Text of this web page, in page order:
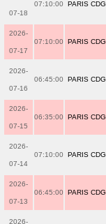
07-18
07:10:00 PARIS CDG
2026-
07-17
07:10:00 PARIS CDG
2026-
07-16
06:45:00 PARIS CDG
2026-
07-15
06:35:00 PARIS CDG
2026-
07-14
07:10:00 PARIS CDG
2026-
07-13
06:45:00 PARIS CDG
2026-